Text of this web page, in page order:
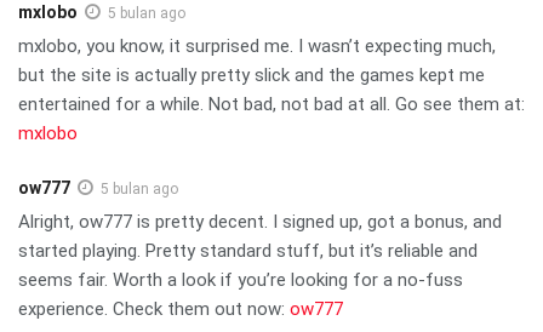
mxlobo 5 bulan ago
mxlobo, you know, it surprised me. I wasn’t expecting much,
but the site is actually pretty slick and the games kept me
entertained for a while. Not bad, not bad at all. Go see them at:
mxlobo
ow777 5 bulan ago
Alright, ow777 is pretty decent. I signed up, got a bonus, and
started playing. Pretty standard stuff, but it’s reliable and
seems fair. Worth a look if you’re looking for a no-fuss
experience. Check them out now: ow777